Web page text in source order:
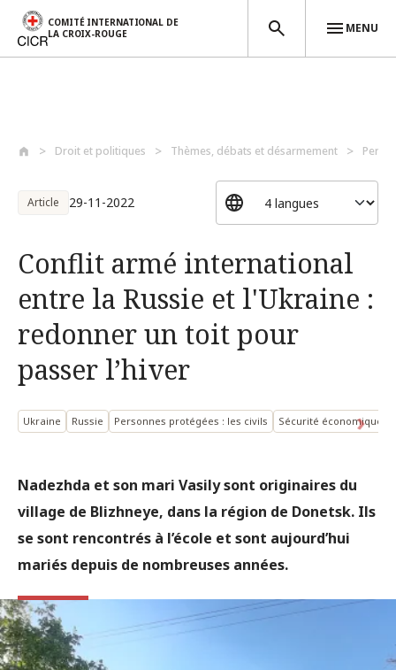
COMITÉ INTERNATIONAL DE
LA CROIX-ROUGE
MENU
Droit et politiques Thèmes, débats et désarmement
Article 29-11-2022
Conflit armé international
entre la Russie et l'Ukraine :
redonner un toit pour
passer l’hiver
Ukraine Russie Personnes protégées : les civils Sécurité économique
Nadezhda et son mari Vasily sont originaires du
village de Blizhneye, dans la région de Donetsk. Ils
se sont rencontrés à l’école et sont aujourd’hui
mariés depuis de nombreuses années.